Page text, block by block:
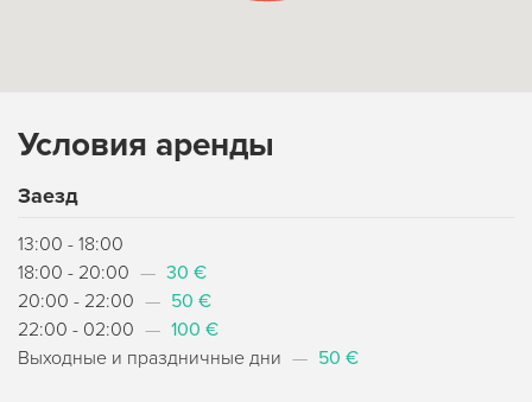
Условия аренды
Заезд
13:00 - 18:00
18:00 - 20:00 — 30 €
20:00 - 22:00 — 50 €
22:00 - 02:00 — 100 €
Выходные и праздничные дни — 50 €